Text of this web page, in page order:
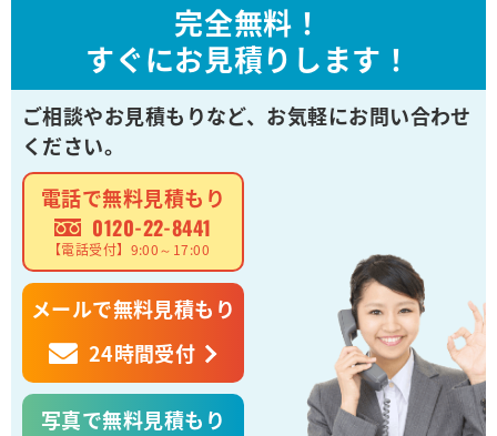
完全無料！
すぐにお見積りします！
ご相談やお見積もりなど、 お気軽にお問い合わせ
ください。
電話で無料見積もり
0120-22-8441
【電話受付】9:00～17:00
メールで無料見積もり
24時間受付
写真で無料見積もり